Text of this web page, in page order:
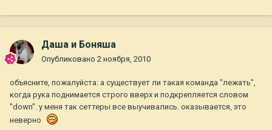
Даша и Боняша
Опубликовано 2 ноября, 2010
объясните, пожалуйста: а существует ли такая команда "лежать",
когда рука поднимается строго вверх и подкрепляется словом
"dоwn". у меня так сеттеры все выучивались. оказывается, это
неверно